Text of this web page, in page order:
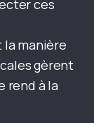
ces
manière
gèrent
rend à la